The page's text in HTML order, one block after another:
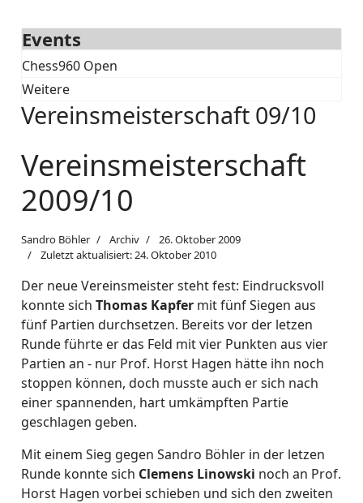
Events
Chess960 Open
Weitere
Vereinsmeisterschaft 09/10
Vereinsmeisterschaft
2009/10
Sandro Böhler Archiv
26. Oktober 2009
Zuletzt aktualisiert: 24. Oktober 2010
Der neue Vereinsmeister steht fest: Eindrucksvoll
konnte sichThomas Kapfer mit fünf Siegen aus
fünf Partien durchsetzen. Bereits vor der letzen
Runde führte er das Feld mit vier Punkten aus vier
Partien an - nur Prof. Horst Hagen hätte ihn noch
stoppen können, doch musste auch er sich nach
einer spannenden, hart umkämpften Partie
geschlagen geben.
Mit einem Sieg gegen Sandro Böhler in der letzen
Runde konnte sich Clemens Linowski noch an Prof.
Horst Hagen vorbei schieben und sich den zweiten